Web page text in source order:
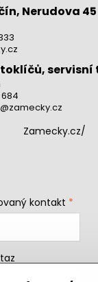
Nerudova 45
servisní
Zamecky.cz/
kontakt *